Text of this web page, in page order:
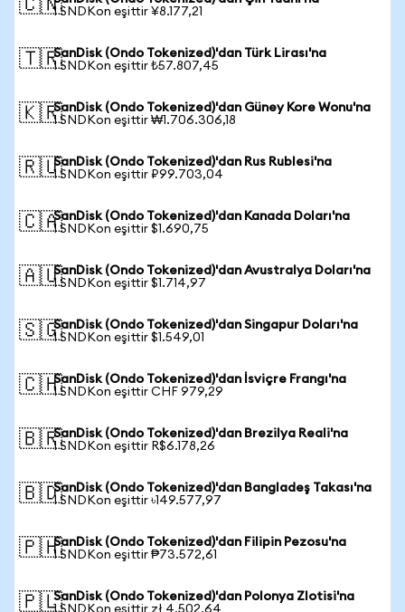
🇨🇳1 SNDKon eşittir ¥8.177,21
🇹🇷SanDisk (Ondo Tokenized)'dan Türk Lirası'na
1 SNDKon eşittir ₺57.807,45
🇰🇷SanDisk (Ondo Tokenized)'dan Güney Kore Wonu'na
1 SNDKon eşittir ₩1.706.306,18
🇷🇺SanDisk (Ondo Tokenized)'dan Rus Rublesi'na
1 SNDKon eşittir ₽99.703,04
🇨🇦SanDisk (Ondo Tokenized)'dan Kanada Doları'na
1 SNDKon eşittir $1.690,75
🇦🇺SanDisk (Ondo Tokenized)'dan Avustralya Doları'na
1 SNDKon eşittir $1.714,97
🇸🇬SanDisk (Ondo Tokenized)'dan Singapur Doları'na
1 SNDKon eşittir $1.549,01
🇨🇭SanDisk (Ondo Tokenized)'dan İsviçre Frangı'na
1 SNDKon eşittir CHF 979,29
🇧🇷SanDisk (Ondo Tokenized)'dan Brezilya Reali'na
1 SNDKon eşittir R$6.178,26
🇧🇩SanDisk (Ondo Tokenized)'dan Bangladeş Takası'na
1 SNDKon eşittir ৳149.577,97
🇵🇭SanDisk (Ondo Tokenized)'dan Filipin Pezosu'na
1 SNDKon eşittir ₱73.572,61
🇵🇱SanDisk (Ondo Tokenized)'dan Polonya Zlotisi'na
1 SNDKon eşittir zł 4.502,64